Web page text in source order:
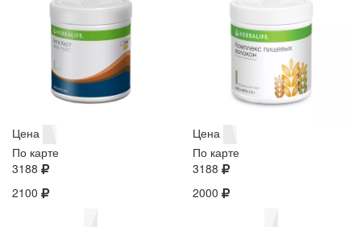
Цена
По карте
3188
2100
Цена
По карте
3188
2000